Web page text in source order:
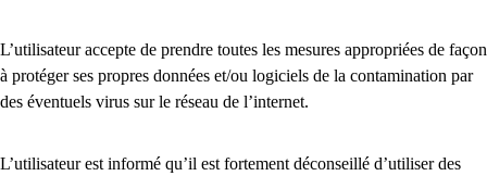
L’utilisateur accepte de prendre toutes les mesures appropriées de façon
à protéger ses propres données et/ou logiciels de la contamination par
des éventuels virus sur le réseau de l’internet.
L’utilisateur est informé qu’il est fortement déconseillé d’utiliser des